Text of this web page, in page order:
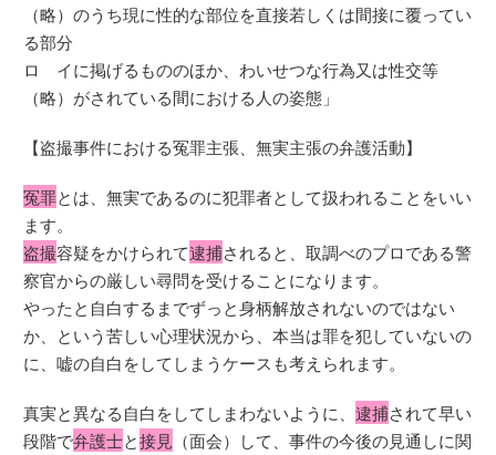
（略）のうち現に性的な部位を直接若しくは間接に覆ってい
る部分
ロ イに掲げるもののほか、わいせつな行為又は性交等
（略）がされている間における人の姿態」
【盗撮事件における冤罪主張、無実主張の弁護活動】
冤罪とは、無実であるのに犯罪者として扱われることをいい
ます。
盗撮容疑をかけられて逮捕されると、取調べのプロである警
察官からの厳しい尋問を受けることになります。
やったと自白するまでずっと身柄解放されないのではない
か、という苦しい心理状況から、本当は罪を犯していないの
に、嘘の自白をしてしまうケースも考えられます。
真実と異なる自白をしてしまわないように、逮捕されて早い
段階で弁護士と接見 （面会）して、事件の今後の見通しに関